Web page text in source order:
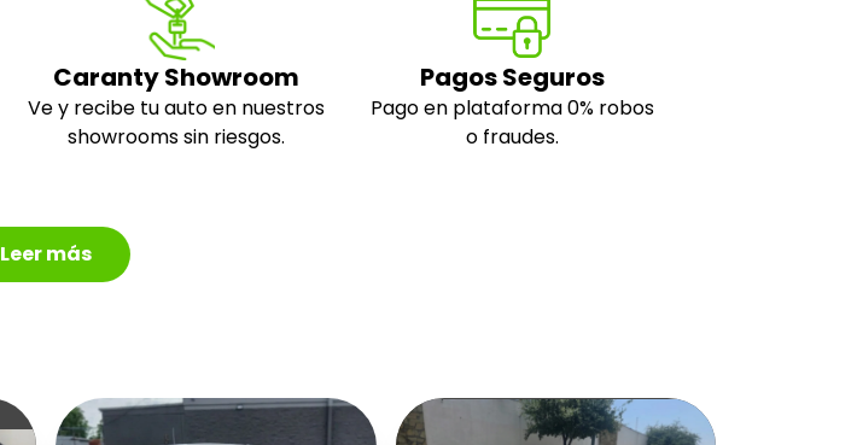
Caranty Showroom
Ve y recibe tu auto en nuestros
showrooms sin riesgos.
Pagos Seguros
Pago en plataforma 0% robos
o fraudes.
Leer más